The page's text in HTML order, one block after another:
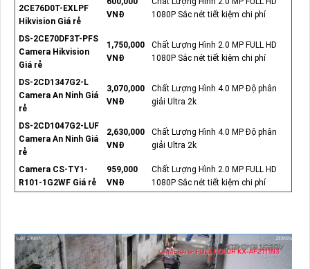
2CE76D0T-EXLPF
Hikvision Giá rẻ
VNĐ
1080P Sắc nét tiết kiệm chi phí
DS-2CE70DF3T-PFS
Camera Hikvision
Giá rẻ
1,750,000
VNĐ
Chất Lượng Hình 2.0 MP FULL HD
1080P Sắc nét tiết kiệm chi phí
DS-2CD1347G2-L
Camera An Ninh Giá
rẻ
3,070,000
VNĐ
Chất Lượng Hình 4.0 MP Độ phân
giải Ultra 2k
DS-2CD1047G2-LUF
Camera An Ninh Giá
rẻ
2,630,000
VNĐ
Chất Lượng Hình 4.0 MP Độ phân
giải Ultra 2k
Camera CS-TY1-
R101-1G2WF Giá rẻ
959,000
VNĐ
Chất Lượng Hình 2.0 MP FULL HD
1080P Sắc nét tiết kiệm chi phí